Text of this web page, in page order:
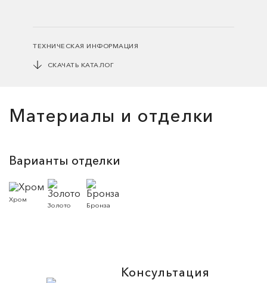
ТЕХНИЧЕСКАЯ ИНФОРМАЦИЯ
СКАЧАТЬ КАТАЛОГ
Материалы и отделки
Варианты отделки
Хром
Золото Бронза
Консультация